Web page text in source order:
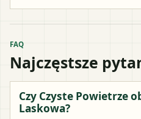
FAQ
Najczęstsze
Czy Czyste Powietrze
Laskowa?